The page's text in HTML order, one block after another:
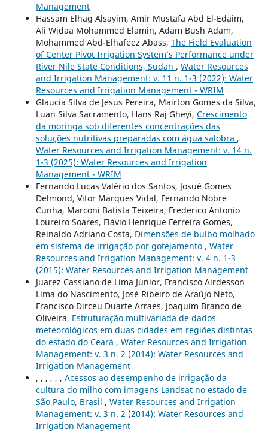
Management
Hassam Elhag Alsayim, Amir Mustafa Abd El-Edaim,
Ali Widaa Mohammed Elamin, Adam Bush Adam,
Mohammed Abd-Elhafeez Abass, The Field Evaluation
of Center Pivot Irrigation System’s Performance under
River Nile State Conditions, Sudan , Water Resources
and Irrigation Management: v. 11 n. 1-3 (2022): Water
Resources and Irrigation Management - WRIM
Glaucia Silva de Jesus Pereira, Mairton Gomes da Silva,
Luan Silva Sacramento, Hans Raj Gheyi, Crescimento
da moringa sob diferentes concentrações das
soluções nutritivas preparadas com água salobra ,
Water Resources and Irrigation Management: v. 14 n.
1-3 (2025): Water Resources and Irrigation
Management - WRIM
Fernando Lucas Valério dos Santos, Josué Gomes
Delmond, Vitor Marques Vidal, Fernando Nobre
Cunha, Marconi Batista Teixeira, Frederico Antonio
Loureiro Soares, Flávio Henrique Ferreira Gomes,
Reinaldo Adriano Costa, Dimensões de bulbo molhado
em sistema de irrigação por gotejamento , Water
Resources and Irrigation Management: v. 4 n. 1-3
(2015): Water Resources and Irrigation Management
Juarez Cassiano de Lima Júnior, Francisco Airdesson
Lima do Nascimento, José Ribeiro de Araújo Neto,
Francisco Dirceu Duarte Arraes, Joaquim Branco de
Oliveira, Estruturação multivariada de dados
meteorológicos em duas cidades em regiões distintas
do estado do Ceará , Water Resources and Irrigation
Management: v. 3 n. 2 (2014): Water Resources and
Irrigation Management
, , , , , , Acessos ao desempenho de irrigação da
cultura do milho com imagens Landsat no estado de
São Paulo, Brasil , Water Resources and Irrigation
Management: v. 3 n. 2 (2014): Water Resources and
Irrigation Management